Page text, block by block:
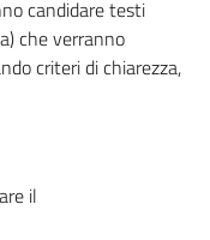
candidare testi
che verranno
criteri di chiarezza,
il